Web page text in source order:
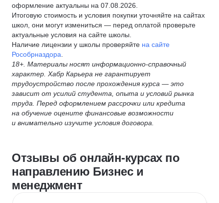
оформление актуальны на 07.08.2026.
Итоговую стоимость и условия покупки уточняйте на сайтах
школ, они могут измениться — перед оплатой проверьте
актуальные условия на сайте школы.
Наличие лицензии у школы проверяйте на сайте
Рособрназдора
18+. Материалы носят информационно-справочный
характер. Хабр Карьера не гарантирует
трудоустройство после прохождения курса — это
зависит от усилий студента, опыта и условий рынка
труда. Перед оформлением рассрочки или кредита
на обучение оцените финансовые возможности
и внимательно изучите условия договора.
Отзывы об онлайн-курсах по
направлению Бизнес и
менеджмент